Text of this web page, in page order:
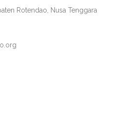
Rotendao, Nusa Tenggara